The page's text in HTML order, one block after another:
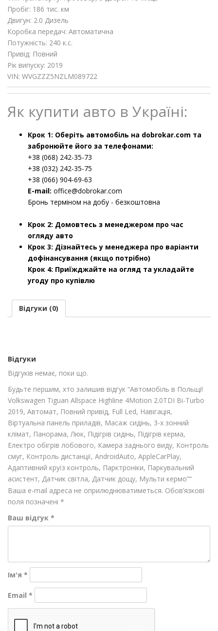
Пробіг: 186 тис. км
Двигун: 2.0 Дизель
Коробка передач: Автоматична
Потужність: 240 к.с.
Привід: Повний
Рік випуску: 2019
VIN: WVGZZZ5NZLM089722
Як купити авто в Україні:
Крок 1: Оберіть автомобіль на dobrokar.com та
забронюйте його за телефонами:
+38 (068) 242-35-73
+38 (032) 242-35-75
+38 (066) 904-69-63
E-mail: office@dobrokar.com
Бронь терміном на добу - безкоштовна
Крок 2: Домовтесь з менеджером про час
огляду авто
Крок 3: Дізнайтесь у менеджера про варіанти
дофінансування (якщо потрібно)
Крок 4: Приїжджайте на огляд та укладайте
угоду про купівлю
Відгуки (0)
Відгуки
Відгуків немає, поки що.
Будьте першим, хто залишив відгук “Автомобіль в Польщі!
Volkswagen Tiguan Allspace Highline 4Motion 2.0TDI Bi-Turbo
2019, Автомат, Повний привід, Full Led, Навігація,
Віртуальна панель приладів, Масаж сидінь, 3-х зонний
клімат, Панорама, Люк, Підігрів сидінь, Підігрів керма,
Електро обігрів лобового, Камера заднього виду, Контроль
смуг, Контроль дистанції, AndroidAuto, AppleCarPlay,
Адаптивний круїз контроль, Парктроніки, Паркувальний
асистент, Датчик світла, Датчик дощу, Мульти кермо”“
Ваша e-mail адреса не оприлюднюватиметься. Обов’язкові
поля позначені *
Ваш відгук *
Ім'я *
Email *